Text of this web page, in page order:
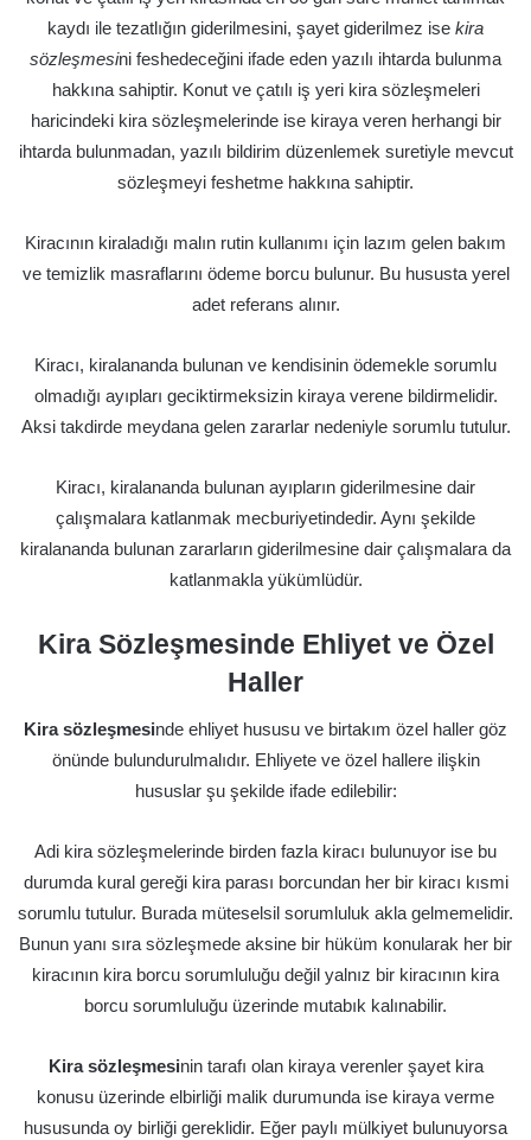
kaydı ile tezatlığın giderilmesini, şayet giderilmez ise kira
sözleşmesini feshedeceğini ifade eden yazılı ihtarda bulunma
hakkına sahiptir. Konut ve çatılı iş yeri kira sözleşmeleri
haricindeki kira sözleşmelerinde ise kiraya veren herhangi bir
ihtarda bulunmadan, yazılı bildirim düzenlemek suretiyle mevcut
sözleşmeyi feshetme hakkına sahiptir.
Kiracının kiraladığı malın rutin kullanımı için lazım gelen bakım
ve temizlik masraflarını ödeme borcu bulunur. Bu hususta yerel
adet referans alınır.
Kiracı, kiralananda bulunan ve kendisinin ödemekle sorumlu
olmadığı ayıpları geciktirmeksizin kiraya verene bildirmelidir.
Aksi takdirde meydana gelen zararlar nedeniyle sorumlu tutulur.
Kiracı, kiralananda bulunan ayıpların giderilmesine dair
çalışmalara katlanmak mecburiyetindedir. Aynı şekilde
kiralananda bulunan zararların giderilmesine dair çalışmalara da
katlanmakla yükümlüdür.
Kira Sözleşmesinde Ehliyet ve Özel
Haller
Kira sözleşmesinde ehliyet hususu ve birtakım özel haller göz
önünde bulundurulmalıdır. Ehliyete ve özel hallere ilişkin
hususlar şu şekilde ifade edilebilir:
Adi kira sözleşmelerinde birden fazla kiracı bulunuyor ise bu
durumda kural gereği kira parası borcundan her bir kiracı kısmi
sorumlu tutulur. Burada müteselsil sorumluluk akla gelmemelidir.
Bunun yanı sıra sözleşmede aksine bir hüküm konularak her bir
kiracının kira borcu sorumluluğu değil yalnız bir kiracının kira
borcu sorumluluğu üzerinde mutabık kalınabilir.
Kira sözleşmesinin tarafı olan kiraya verenler şayet kira
konusu üzerinde elbirliği malik durumunda ise kiraya verme
hususunda oy birliği gereklidir. Eğer paylı mülkiyet bulunuyorsa